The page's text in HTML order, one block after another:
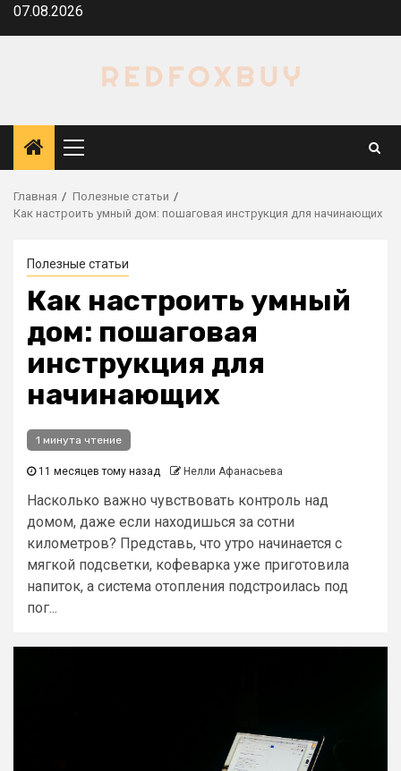
Перейти
07.08.2026
Основное
меню
Главная
Полезные статьи
Как настроить умный дом: пошаговая инструкция для начинающих
Полезные статьи
Как настроить умный
дом: пошаговая
инструкция для
начинающих
1 минута чтение
11 месяцев тому назад Нелли Афанасьева
Насколько важно чувствовать контроль над
домом, даже если находишься за сотни
километров? Представь, что утро начинается с
мягкой подсветки, кофеварка уже приготовила
напиток, а система отопления подстроилась под
пог...